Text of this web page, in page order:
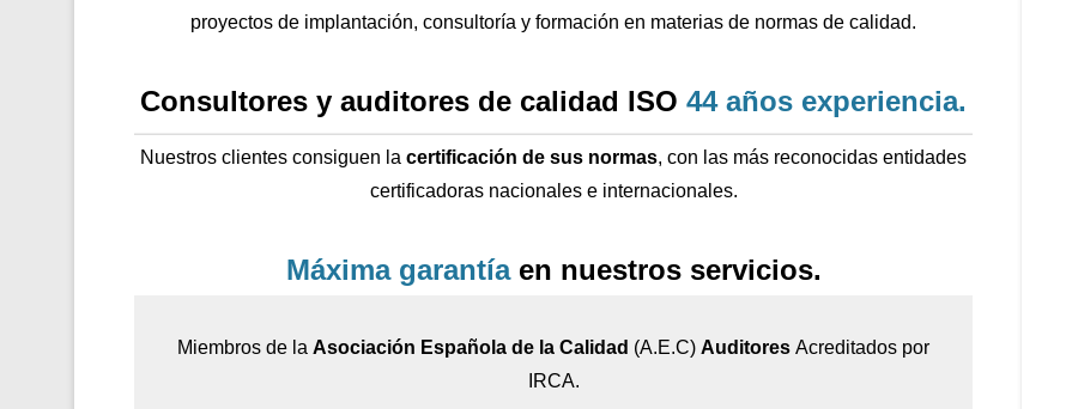
proyectos de implantación, consultoría y formación en materias de normas de calidad.
Consultores y auditores de calidad ISO 44 años experiencia.
Nuestros clientes consiguen la certificación de sus normas, con las más reconocidas entidades
certificadoras nacionales e internacionales.
Máxima garantíaen nuestros servicios.
Miembros de la Asociación Española de la Calidad (A.E.C) Auditores Acreditados por
IRCA.